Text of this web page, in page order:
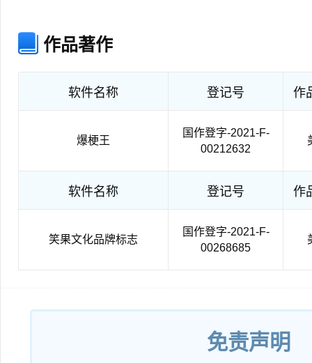
作品著作
软件名称 登记号 作
爆梗王
国作登字-2021-F-
00212632
软件名称 登记号 作
笑果文化品牌标志
国作登字-2021-F-
00268685
免责声明